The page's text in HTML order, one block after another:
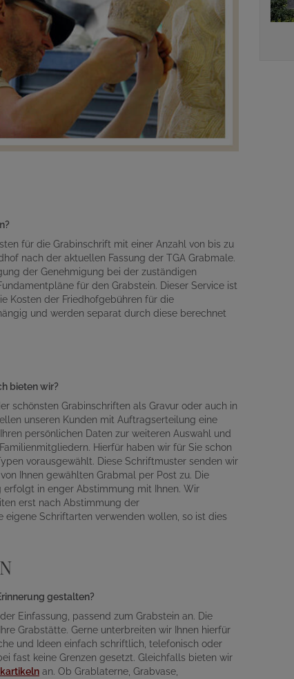
für die Grabinschrift mit einer Anzahl von bis zu
nach der aktuellen Fassung der TGA Grabmale.
der Genehmigung bei der zuständigen
für den Grabstein. Dieser Service ist
Kosten der Friedhofgebühren für die
und werden separat durch diese berechnet
bieten wir?
schönsten Grabinschriften als Gravur oder auch in
unseren Kunden mit Auftragserteilung eine
persönlichen Daten zur weiteren Auswahl und
Hierfür haben wir für Sie schon
vorausgewählt. Diese Schriftmuster senden wir
Ihnen gewählten Grabmal per Post zu. Die
in enger Abstimmung mit Ihnen. Wir
erst nach Abstimmung der
eigene Schriftarten verwenden wollen, so ist dies
gestalten?
Einfassung, passend zum Grabstein an. Die
Grabstätte. Gerne unterbreiten wir Ihnen hierfür
und Ideen einfach schriftlich, telefonisch oder
fast keine Grenzen gesetzt. Gleichfalls bieten wir
an. Ob Grablaterne, Grabvase,